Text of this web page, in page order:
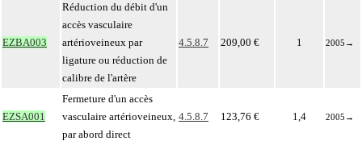
EZBA003
Réduction du débit d'un
accès vasculaire
artérioveineux par
ligature ou réduction de
calibre de l'artère
4.5.8.7 209,00 € 1 2005 →
EZSA001
Fermeture d'un accès
vasculaire artérioveineux,
par abord direct
4.5.8.7 123,76 € 1,4 2005 →